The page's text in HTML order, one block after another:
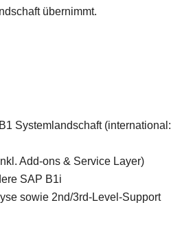
übernimmt.
Systemlandschaft (international:
Add-ons & Service Layer)
SAP B1i
sowie 2nd/3rd-Level-Support